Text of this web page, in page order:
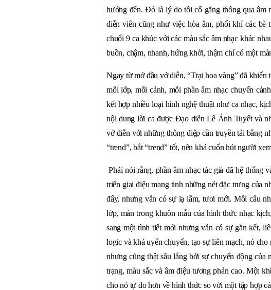
hướng đến. Đó là lý do tôi cố gắng thông qua âm
diễn viên cũng như việc hòa âm, phối khí các bè
chuổi 9 ca khúc với các màu sắc âm nhạc khác
buồn, chậm, nhanh, hứng khởi, thậm chí có một
Ngay từ mở đầu vở diễn, “Trại hoa vàng” đã
mỗi lớp, mỗi cảnh, mỗi phần âm nhạc chuyển
kết hợp nhiều loại hình nghệ thuật như ca nhạc,
nội dung lời ca được Đạo diễn Lê Ánh Tuyết và
vở diễn với những thông điệp cần truyền tải bằng
“trend”, bắt “trend” tốt, nên khá cuốn hút người
Phải nói rằng, phần âm nhạc tác giả đã hệ thống
triển giai điệu mang tinh những nét đặc trưng của
đấy, nhưng vẫn có sự lạ lẫm, tươi mới. Mỗi câu
lớp, màn trong khuôn mẫu của hình thức nhạc
sang một tình tiết mới nhưng vẫn có sự gắn kết,
logic và khá uyển chuyển, tạo sự liên mạch, nó
nhưng cũng thật sâu lắng bởi sự chuyển động của
trạng, màu sắc và âm điệu tương phản cao. Một
cho nó tự do hơn về hình thức so với một tập hợp